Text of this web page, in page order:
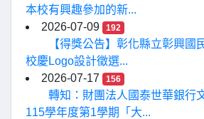
本校有興趣參加的新...
2026-07-09
192
【得獎公告】彰化縣立彰興國
校慶Logo設計徵選...
2026-07-17
156
轉知：財團法人國泰世華銀行
115學年度第1學期「大...